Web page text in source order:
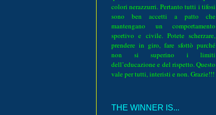
colori nerazzurri. Pertanto tutti i tifosi
sono ben accetti a patto che
mantengano un comportamento
sportivo e civile. Potete scherzare,
prendere in giro, fare sfottò purché
non si superino i limiti
dell’educazione e del rispetto. Questo
vale per tutti, interisti e non. Grazie!!!
THE WINNER IS...